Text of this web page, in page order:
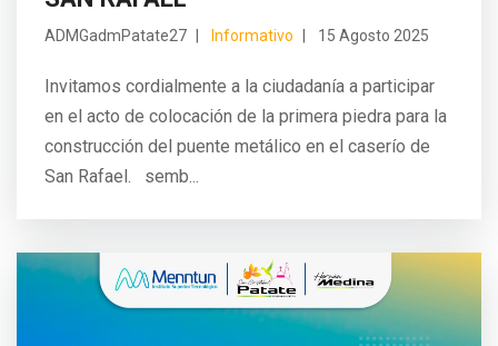
ADMGadmPatate27 Informativo 15 Agosto 2025
Invitamos cordialmente a la ciudadanía a participar
en el acto de colocación de la primera piedra para la
construcción del puente metálico en el caserío de
San Rafael. semb...